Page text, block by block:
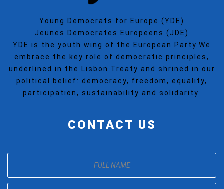
Young Democrats for Europe (YDE)
Jeunes Democrates Europeens (JDE)
YDE is the youth wing of the European Party.We
embrace the key role of democratic principles,
underlined in the Lisbon Treaty and shrined in our
political belief: democracy, freedom, equality,
participation, sustainability and solidarity.
CONTACT US